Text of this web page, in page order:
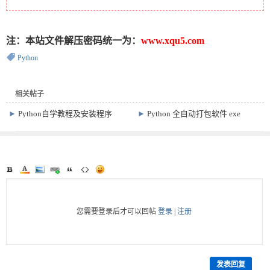
注：本站文件解压密码统一为： www.xqu5.com
Python
相关帖子
►Python自学教程及安装程序 ►Python 全自动打包软件 exe
您需要登录后才可以回帖登录 |注册
发表回复